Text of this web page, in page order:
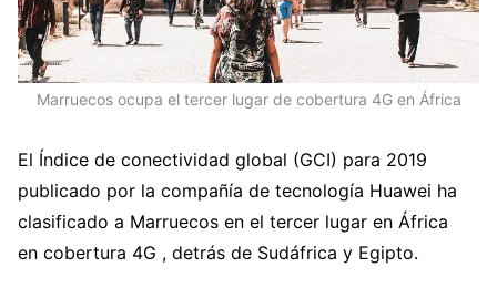
Marruecos ocupa el tercer lugar de cobertura 4G en África
El Índice de conectividad global (GCI) para 2019
publicado por la compañía de tecnología Huawei ha
clasificado a Marruecos en el tercer lugar en África
en cobertura 4G , detrás de Sudáfrica y Egipto.